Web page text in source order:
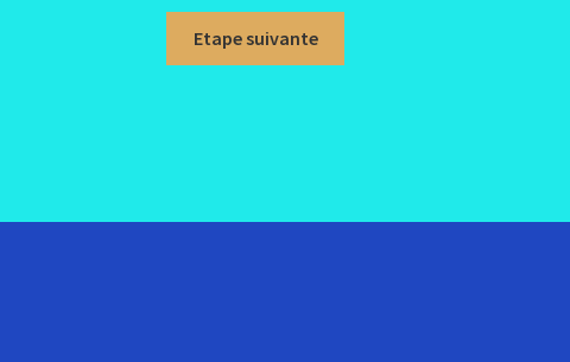
Etape suivante